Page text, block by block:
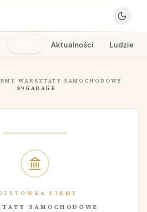
Aktualności Ludzie
·WARSZTATY SAMOCHODOWE
· 89GARAGE
FIRMY
SAMOCHODOWE